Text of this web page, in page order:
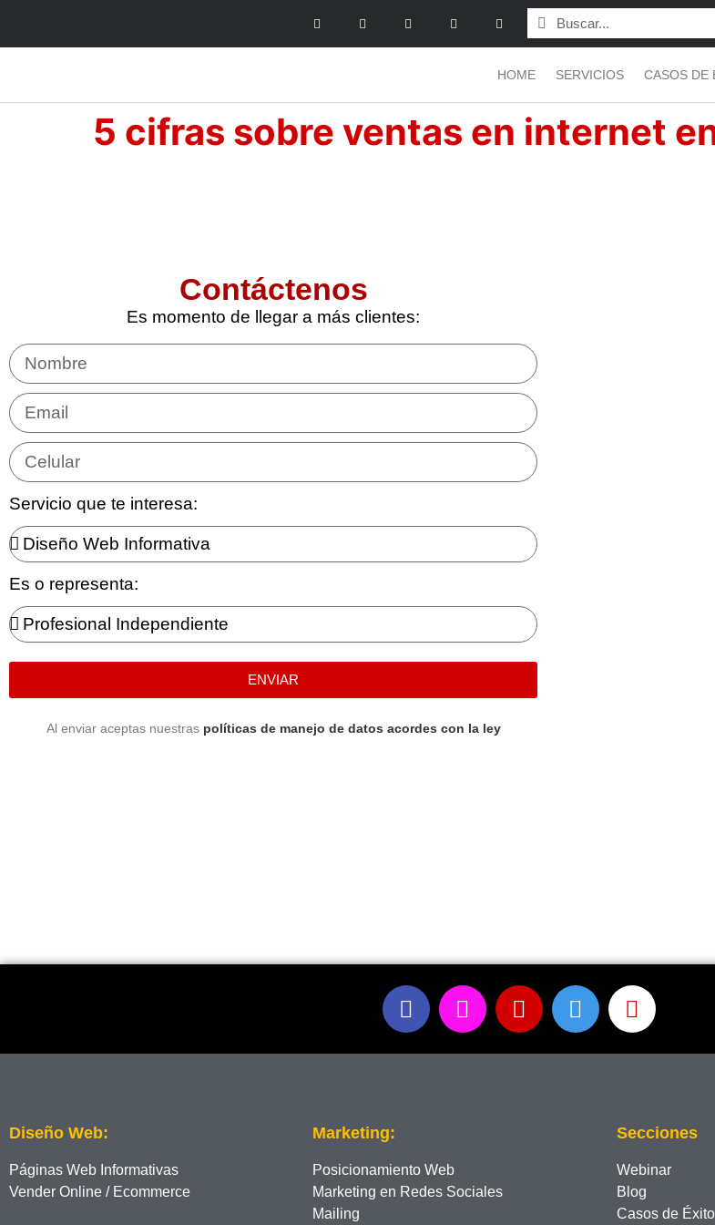
HOME SERVICIOS CASOS DE
5 cifras sobre ventas en internet
Contáctenos
Es momento de llegar a más clientes:
Servicio que te interesa:
Es o representa:
ENVIAR
Al enviar aceptas nuestras políticas de manejo de datos acordes con la ley
Diseño Web:
Páginas Web Informativas
Vender Online / Ecommerce
Marketing:
Posicionamiento Web
Marketing en Redes Sociales
Mailing
Secciones
Webinar
Blog
Casos de Éxito